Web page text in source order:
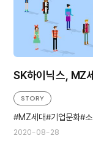
SK하이닉스, MZ
2020-08-28
STORY
MZ세대
기업문화